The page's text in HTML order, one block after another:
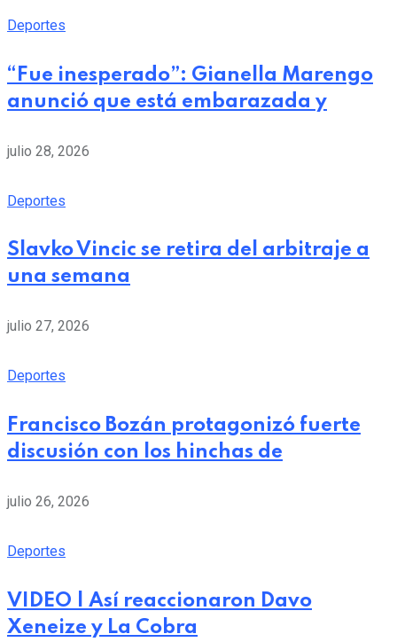
Deportes
“Fue inesperado”: Gianella Marengo
anunció que está embarazada y
julio 28, 2026
Deportes
Slavko Vincic se retira del arbitraje a
una semana
julio 27, 2026
Deportes
Francisco Bozán protagonizó fuerte
discusión con los hinchas de
julio 26, 2026
Deportes
VIDEO | Así reaccionaron Davo
Xeneize y La Cobra